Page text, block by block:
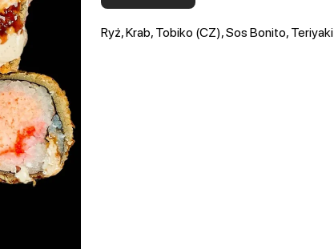
Ryż, Krab, Tobiko (CZ), Sos Bonito, Teriyaki